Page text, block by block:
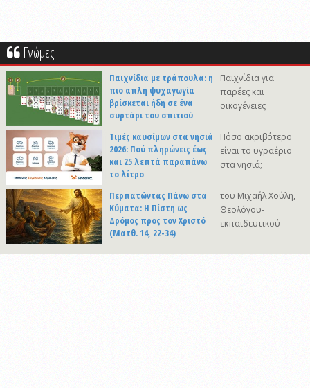
Γνώμες
Παιχνίδια με τράπουλα: η
πιο απλή ψυχαγωγία
βρίσκεται ήδη σε ένα
συρτάρι του σπιτιού
Παιχνίδια για
παρέες και
οικογένειες
Τιμές καυσίμων στα νησιά
2026: Πού πληρώνεις έως
και 25 λεπτά παραπάνω
το λίτρο
Πόσο ακριβότερο
είναι το υγραέριο
στα νησιά;
Περπατώντας Πάνω στα
Κύματα: Η Πίστη ως
Δρόμος προς τον Χριστό
(Ματθ. 14, 22-34)
του Μιχαήλ Χούλη,
Θεολόγου-
εκπαιδευτικού